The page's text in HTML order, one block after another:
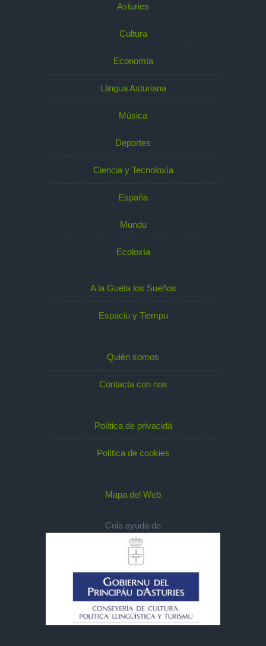
Asturies
Cultura
Economía
Llingua Asturiana
Música
Deportes
Ciencia y Tecnoloxía
España
Mundu
Ecoloxía
A la Gueta los Sueños
Espaciu y Tiempu
Quién somos
Contacta con nos
Política de privacidá
Política de cookies
Mapa del Web
Cola ayuda de